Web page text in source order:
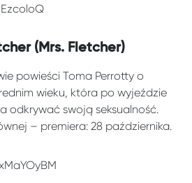
(Mrs. Fletcher)
powieści Toma Perrotty o
wieku, która po wyjeździe
odkrywać swoją seksualność.
– premiera: 28 października.